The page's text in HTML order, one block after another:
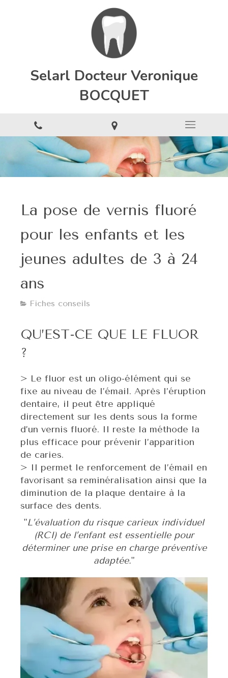
Selarl Docteur Veronique
BOCQUET
La pose de vernis fluoré
pour les enfants et les
jeunes adultes de 3 à 24
ans
Fiches conseils
QU’EST-CE QUE LE FLUOR
?
> Le fluor est un oligo-élément qui se
fixe au niveau de l’émail. Après l’éruption
dentaire, il peut être appliqué
directement sur les dents sous la forme
d’un vernis fluoré. Il reste la méthode la
plus efficace pour prévenir l’apparition
de caries.
> Il permet le renforcement de l’émail en
favorisant sa reminéralisation ainsi que la
diminution de la plaque dentaire à la
surface des dents.
"L’évaluation du risque carieux individuel
(RCI) de l’enfant est essentielle pour
déterminer une prise en charge préventive
adaptée."